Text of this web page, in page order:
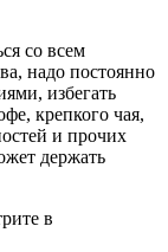
со всем
надо постоянно
избегать
крепкого чая,
и прочих
держать
в